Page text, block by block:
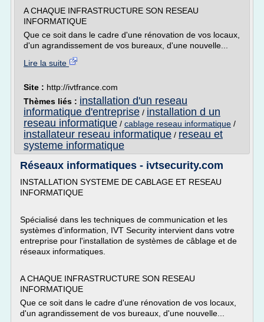
A CHAQUE INFRASTRUCTURE SON RESEAU
INFORMATIQUE
Que ce soit dans le cadre d'une rénovation de vos locaux,
d'un agrandissement de vos bureaux, d'une nouvelle...
Lire la suite
Site : http://ivtfrance.com
Thèmes liés : installation d'un reseau
informatique d'entreprise / installation d un
reseau informatique / cablage reseau informatique /
installateur reseau informatique / reseau et
systeme informatique
Réseaux informatiques - ivtsecurity.com
INSTALLATION SYSTEME DE CABLAGE ET RESEAU
INFORMATIQUE
Spécialisé dans les techniques de communication et les
systèmes d'information, IVT Security intervient dans votre
entreprise pour l'installation de systèmes de câblage et de
réseaux informatiques.
A CHAQUE INFRASTRUCTURE SON RESEAU
INFORMATIQUE
Que ce soit dans le cadre d'une rénovation de vos locaux,
d'un agrandissement de vos bureaux, d'une nouvelle...